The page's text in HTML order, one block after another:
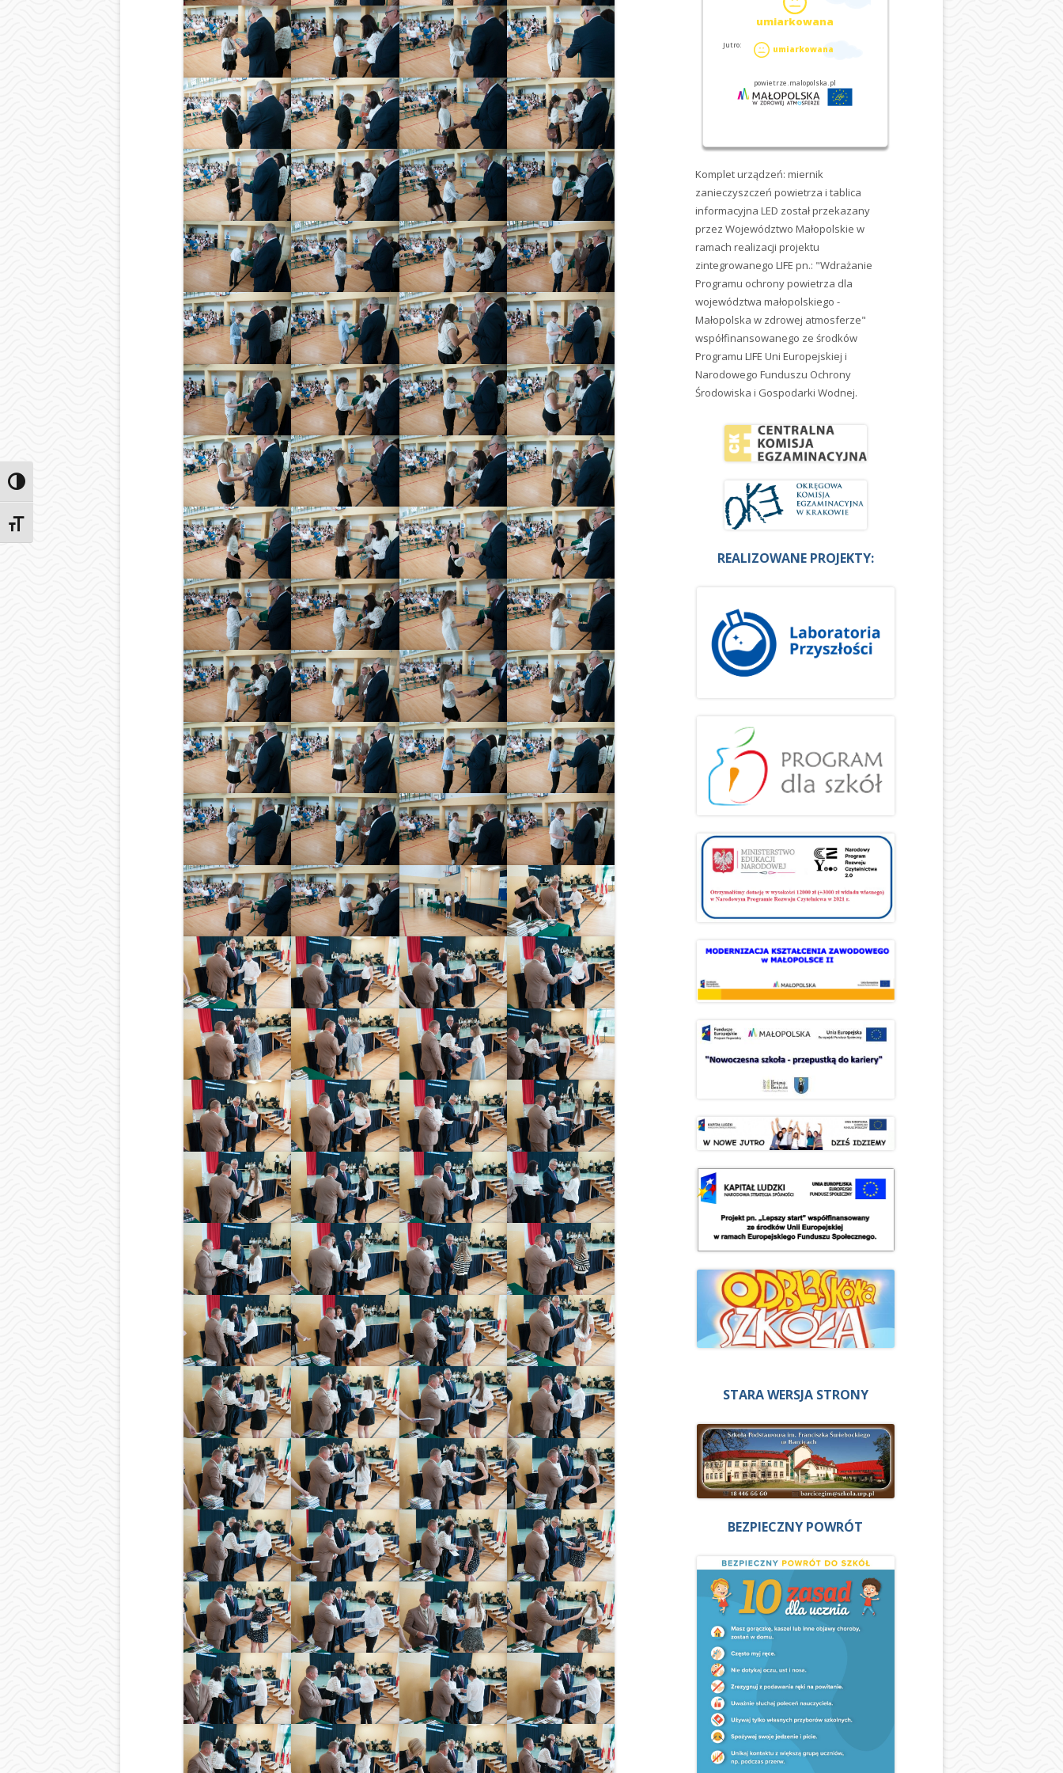
Przełącz wysoki kontrast
Zmień rozmiar czcionek
Komplet urządzeń: miernik
zanieczyszczeń powietrza i tablica
informacyjna LED został przekazany
przez Województwo Małopolskie w
ramach realizacji projektu
zintegrowanego LIFE pn.: "Wdrażanie
Programu ochrony powietrza dla
województwa małopolskiego -
Małopolska w zdrowej atmosferze"
współfinansowanego ze środków
Programu LIFE Uni Europejskiej i
Narodowego Funduszu Ochrony
Środowiska i Gospodarki Wodnej.
REALIZOWANE PROJEKTY:
STARA WERSJA STRONY
BEZPIECZNY POWRÓT